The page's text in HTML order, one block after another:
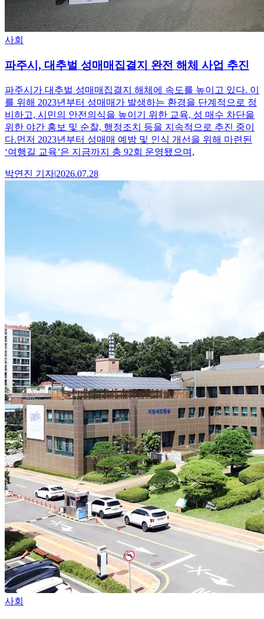
사회
파주시, 대추벌 성매매집결지 완전 해체 사업 추진
파주시가 대추벌 성매매집결지 해체에 속도를 높이고 있다. 이
를 위해 2023년부터 성매매가 발생하는 환경을 단계적으로 정
비하고, 시민의 안전의식을 높이기 위한 교육, 성 매수 차단을
위한 야간 홍보 및 순찰, 행정조치 등을 지속적으로 추진 중이
다.먼저 2023년부터 성매매 예방 및 인식 개선을 위해 마련된
‘여행길 교육’은 지금까지 총 92회 운영됐으며,
박연진 기자|2026.07.28
사회